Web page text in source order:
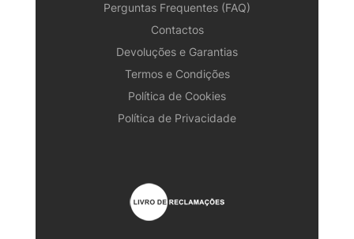
Perguntas Frequentes (FAQ)
Contactos
Devoluções e Garantias
Termos e Condições
Política de Cookies
Política de Privacidade